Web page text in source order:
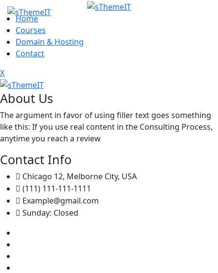
Home
Courses
Domain & Hosting
Contact
X
About Us
The argument in favor of using filler text goes something
like this: If you use real content in the Consulting Process,
anytime you reach a review
Contact Info
Chicago 12, Melborne City, USA
(111) 111-111-1111
Example@gmail.com
Sunday: Closed